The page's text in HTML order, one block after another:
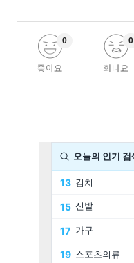
좋아요
0
화나요
0